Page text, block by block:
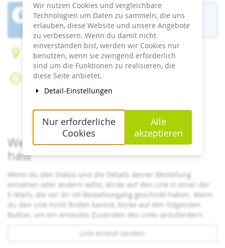
Der Buchungszeitraum für diese Veranstaltung
ist beendet.
Böhmstraße 43
94556 Neuschönau
Mi, 15. Juli 2026
Beginn:09:30Uhr
Zum Kalender hinzufügen
Wenn du bereits ein Ticket bestellt
hast
Wenn du den Status und die Details deiner Bestellung
einsehen oder ändern willst, klicke auf den Link in einer der
E-Mails, die wir dir im Bestellvorgang geschickt haben. Wenn
du den Link nicht finden kannst, klicke auf den folgenden
Button, um ein erneutes Zusenden des Links anzufordern.
Link erneut senden
Wir nutzen Cookies und vergleichbare
Technologien um Daten zu sammeln, die uns
erlauben, diese Website und unsere Angebote
zu verbessern. Wenn du damit nicht
einverstanden bist, werden wir Cookies nur
benutzen, wenn sie zwingend erforderlich
sind um die Funktionen zu realisieren, die
diese Seite anbietet.
Detail-Einstellungen
Nur erforderliche
Cookies
Alle
akzeptieren